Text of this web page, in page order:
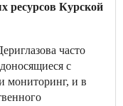
ресурсов Курской
часто
с
мониторинг, и в